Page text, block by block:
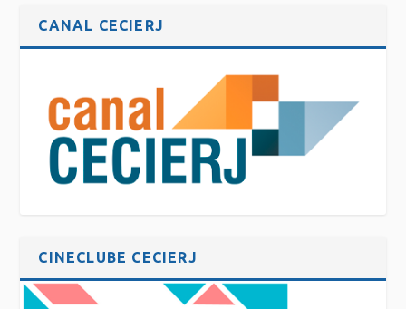
CANAL CECIERJ
CINECLUBE CECIERJ